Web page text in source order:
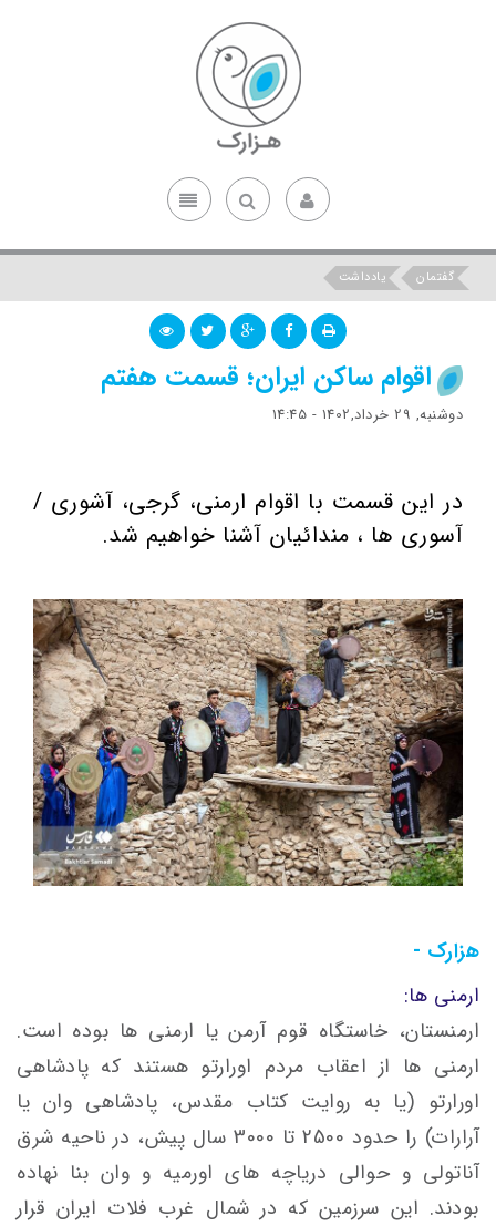
گفتمان یادداشت
اقوام ساکن ایران؛ قسمت هفتم
دوشنبه, 29 خرداد,1402 - 14:45
در این قسمت با اقوام ارمنی، گرجی، آشوری /
آسوری ها ، مندائیان آشنا خواهیم شد.
هزارک -
ارمنی ها:
ارمنستان، خاستگاه قوم آرمن یا ارمنی ها بوده است.
ارمنی ها از اعقاب مردم اورارتو هستند که پادشاهی
اورارتو (یا به روایت کتاب مقدس، پادشاهی وان یا
آرارات) را حدود 2500 تا 3000 سال پیش، در ناحیه شرق
آناتولی و حوالی دریاچه های اورمیه و وان بنا نهاده
بودند. این سرزمین که در شمال غرب فلات ایران قرار